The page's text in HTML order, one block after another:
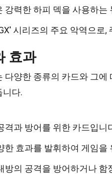
강력한 하피 덱을 사용하는
시리즈의 주요 악역으로
효과
다양한 종류의 카드와 그
니다.
격과 방어를 위한 카드입니
한 효과를 발휘하여 게임을
방의 공격을 방어하거나 함